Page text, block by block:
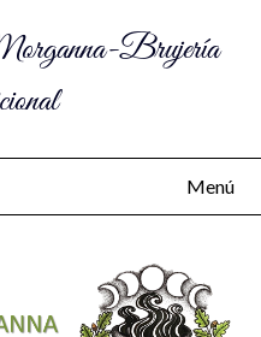
Brujería
Menú